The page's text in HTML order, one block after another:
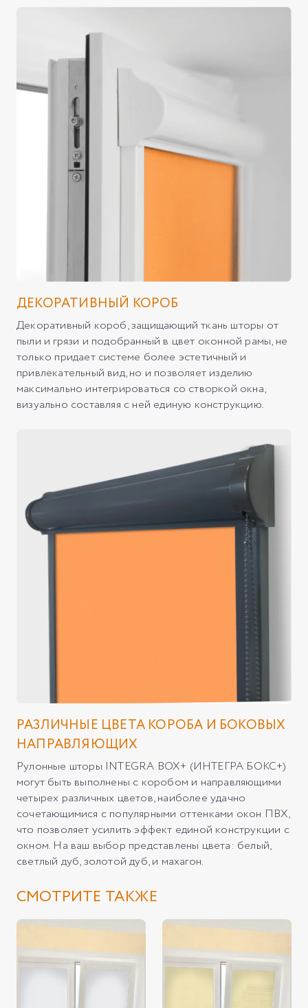
ДЕКОРАТИВНЫЙ КОРОБ
Декоративный короб, защищающий ткань шторы от
пыли и грязи и подобранный в цвет оконной рамы, не
только придает системе более эстетичный и
привлекательный вид, но и позволяет изделию
максимально интегрироваться со створкой окна,
визуально составляя с ней единую конструкцию.
РАЗЛИЧНЫЕ ЦВЕТА КОРОБА И БОКОВЫХ
НАПРАВЛЯЮЩИХ
Рулонные шторы INTEGRA BOX+ (ИНТЕГРА БОКС+)
могут быть выполнены с коробом и направляющими
четырех различных цветов, наиболее удачно
сочетающимися с популярными оттенками окон ПВХ,
что позволяет усилить эффект единой конструкции с
окном. На ваш выбор представлены цвета: белый,
светлый дуб, золотой дуб, и махагон.
СМОТРИТЕ ТАКЖЕ